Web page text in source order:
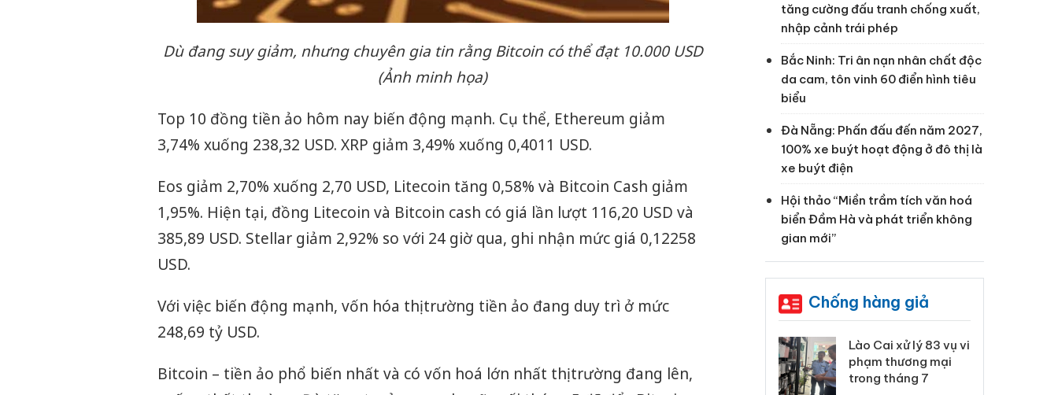
Dù đang suy giảm, nhưng chuyên gia tin rằng Bitcoin có thể đạt 10.000 USD
(Ảnh minh họa)
Top 10 đồng tiền ảo hôm nay biến động mạnh. Cụ thể, Ethereum giảm
3,74% xuống 238,32 USD. XRP giảm 3,49% xuống 0,4011 USD.
Eos giảm 2,70% xuống 2,70 USD, Litecoin tăng 0,58% và Bitcoin Cash giảm
1,95%. Hiện tại, đồng Litecoin và Bitcoin cash có giá lần lượt 116,20 USD và
385,89 USD. Stellar giảm 2,92% so với 24 giờ qua, ghi nhận mức giá 0,12258
USD.
Với việc biến động mạnh, vốn hóa thị trường tiền ảo đang duy trì ở mức
248,69 tỷ USD.
Bitcoin – tiền ảo phổ biến nhất và có vốn hoá lớn nhất thị trường đang lên,
tăng cường đấu tranh chống xuất,
nhập cảnh trái phép
Bắc Ninh: Tri ân nạn nhân chất độc
da cam, tôn vinh 60 điển hình tiêu
biểu
Đà Nẵng: Phấn đấu đến năm 2027,
100% xe buýt hoạt động ở đô thị là
xe buýt điện
Hội thảo “Miền trầm tích văn hoá
biển Đầm Hà và phát triển không
gian mới”
Chống hàng giả
án sản xuất, buôn
Lào Cai xử lý 83 vụ vi
phạm thương mại
trong tháng 7